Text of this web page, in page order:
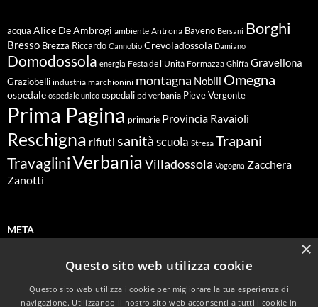
acqua Alice De Ambrogi ambiente Antrona Baveno Bersani Borghi
Bresso Brezza Riccardo Cannobio Crevoladossola Damiano
Domodossola energia Festa de l'Unità Formazza Ghiffa Gravellona
Graziobelli industria marchionini montagna Nobili Omegna
ospedale ospedale unico ospedali pd verbania Pieve Vergonte
Prima Pagina primarie Provincia Ravaioli
Reschigna rifiuti sanitàscuola Stresa Trapani
TravagliniVerbaniaVilladossola Vogogna Zacchera
Zanotti
META
Feed dei contenuti
×
Questo sito web utilizza cookie
Questo sito web utilizza i cookie per migliorare la tua esperienza di
navigazione. Utilizzando il nostro sito web acconsenti a tutti i cookie in